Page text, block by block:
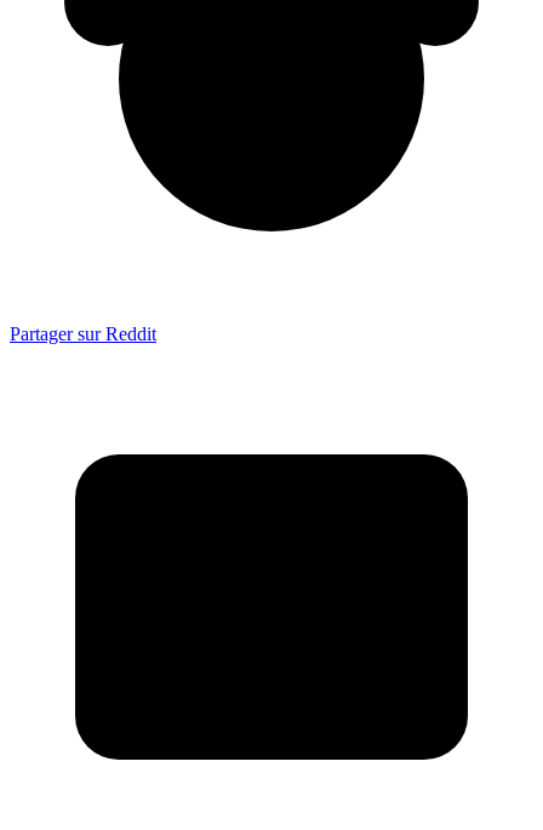
Partager sur Reddit